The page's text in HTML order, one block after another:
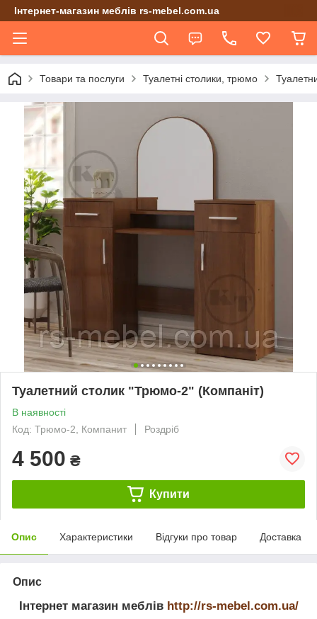
Інтернет-магазин меблів rs-mebel.com.ua
Товари та послуги Туалетні столики, трюмо
Туалетний столик "Трюмо-2" (Компаніт)
В наявності
Код: Трюмо-2, Компанит
Роздріб
4 500 ₴
Купити
Опис Характеристики Відгуки про товар Доставка
Опис
Інтернет магазин меблів http://rs-mebel.com.ua/